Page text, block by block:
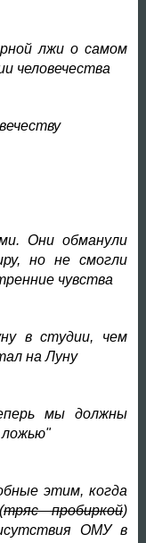
лжи о самом
человечества
Они обманули
но не смогли
чувства
в студии, чем
на Луну
мы должны
ложью"
этим, когда
тряс пробиркой)
ОМУ в